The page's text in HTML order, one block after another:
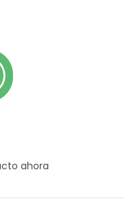
ahora